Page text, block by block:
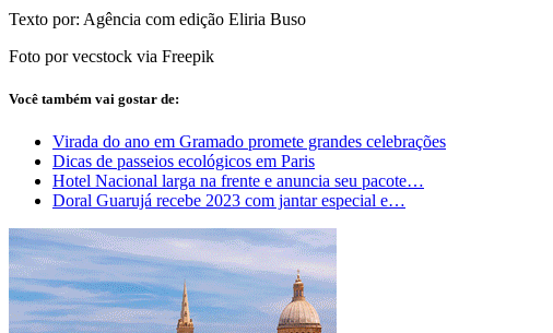
Texto por: Agência com edição Eliria Buso
Foto por vecstock via Freepik
Você também vai gostar de:
Virada do ano em Gramado promete grandes celebrações
Dicas de passeios ecológicos em Paris
Hotel Nacional larga na frente e anuncia seu pacote…
Doral Guarujá recebe 2023 com jantar especial e…